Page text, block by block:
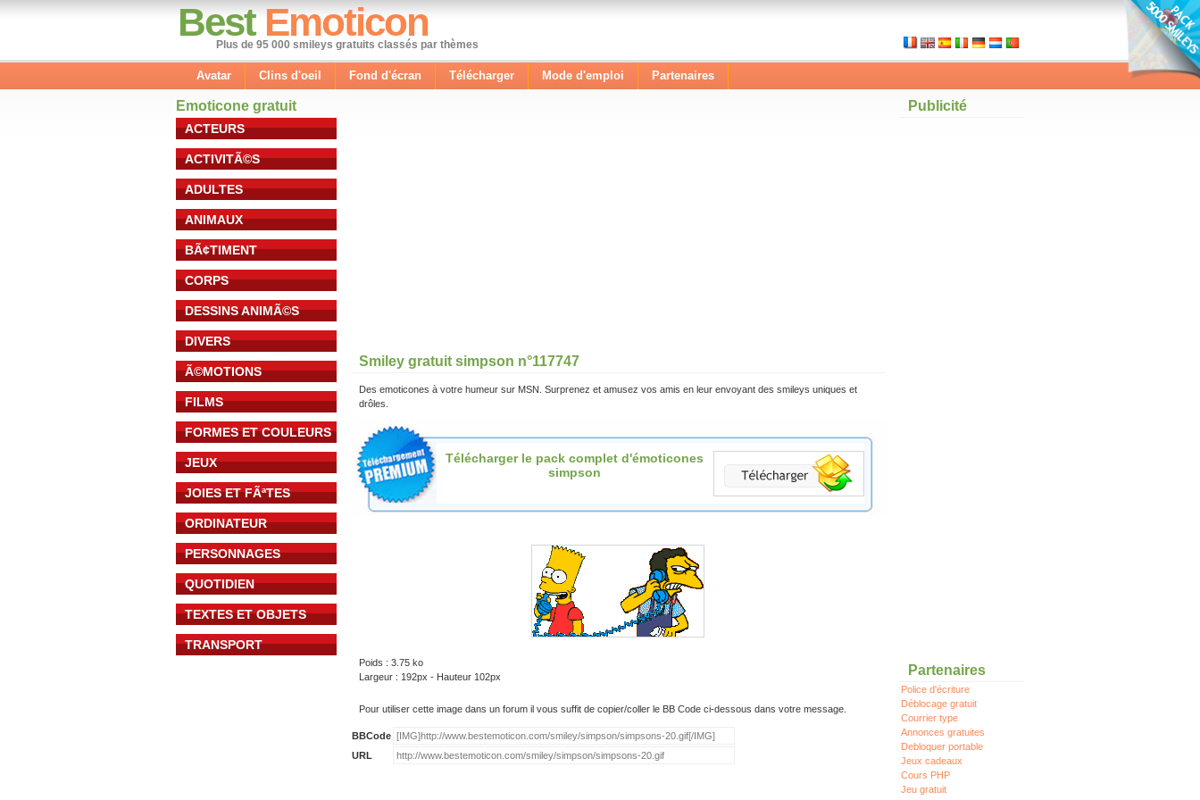
Best Emoticon
Plus de 95 000 smileys gratuits classés par thèmes
Avatar Clins d'oeil Fond d'écran Télécharger Mode d'emploi Partenaires
Emoticone gratuit
ACTEURS
ACTIVITÃ©S
ADULTES
ANIMAUX
BÃ¢TIMENT
CORPS
DESSINS ANIMÃ©S
DIVERS
Ã©MOTIONS
FILMS
FORMES ET COULEURS
JEUX
JOIES ET FÃªTES
ORDINATEUR
PERSONNAGES
QUOTIDIEN
TEXTES ET OBJETS
TRANSPORT
Smiley gratuit simpson n°117747
Des emoticones à votre humeur sur MSN. Surprenez et amusez vos amis en leur envoyant des smileys uniques et
drôles.
Télécharger le pack complet d'émoticones
simpson
Poids : 3.75 ko
Largeur : 192px - Hauteur 102px
Pour utiliser cette image dans un forum il vous suffit de copier/coller le BB Code ci-dessous dans votre message.
BBCode
URL
Publicité
Partenaires
Police d'écriture
Déblocage gratuit
Courrier type
Annonces gratuites
Debloquer portable
Jeux cadeaux
Cours PHP
Jeu gratuit